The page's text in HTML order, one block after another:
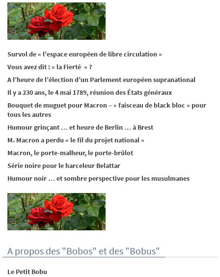
Survol de « l’espace européen de libre circulation »
Vous avez dit : « la Fierté » ?
A l’heure de l’élection d’un Parlement européen supranational
Il y a 230 ans, le 4 mai 1789, réunion des États généraux
Bouquet de muguet pour Macron – « faisceau de black bloc » pour
tous les autres
Humour grinçant … et heure de Berlin … à Brest
M. Macron a perdu « le fil du projet national »
Macron, le porte-malheur, le porte-brûlot
Série noire pour le harceleur Belattar
Humour noir … et sombre perspective pour les musulmanes
A propos des "Bobos" et des "Bobus"
Le Petit Bobu